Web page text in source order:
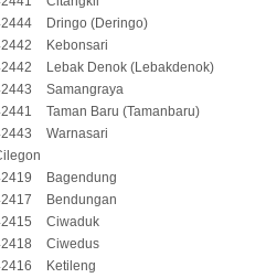
Dringo (Deringo)
Kebonsari
Lebak Denok (Lebakdenok)
Samangraya
Taman Baru (Tamanbaru)
Warnasari
Bagendung
Bendungan
Ciwaduk
Ciwedus
Ketileng